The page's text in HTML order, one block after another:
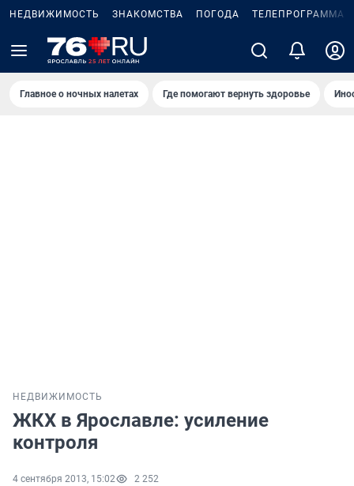
НЕДВИЖИМОСТЬ ЗНАКОМСТВА ПОГОДА ТЕЛЕПРОГРАММА
Главное о ночных налетах Где помогают вернуть здоровье
НЕДВИЖИМОСТЬ
ЖКХ в Ярославле: усиление
контроля
4 сентября 2013, 15:02 2 252